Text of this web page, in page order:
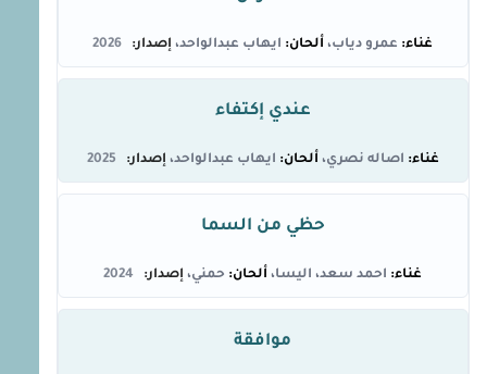
عمرو دياب ايهاب عبدالواحد 2026
عندي إكتفاء
اصاله نصري ايهاب عبدالواحد 2025
حظي من السما
احمد سعد، اليسا حمني 2024
موافقة